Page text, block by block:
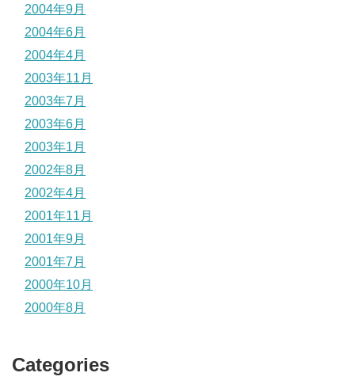
2004年9月
2004年6月
2004年4月
2003年11月
2003年7月
2003年6月
2003年1月
2002年8月
2002年4月
2001年11月
2001年9月
2001年7月
2000年10月
2000年8月
Categories